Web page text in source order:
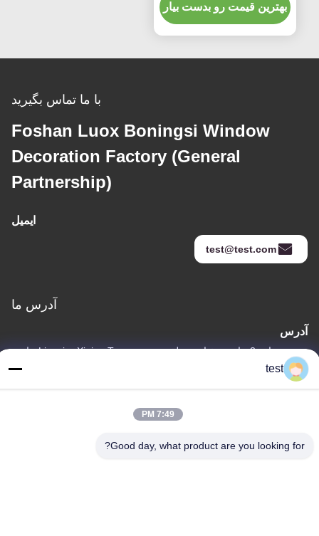
بهترین قیمت رو بدست بیار
با ما تماس بگیرید
Foshan Luox Boningsi Window
Decoration Factory (General
Partnership)
ایمیل
test@test.com
آدرس ما
آدرس
شماره 2 جاده شیقیاو، منطقه صنعتی Lianxin، Xiqiao Twon، ناحیه
test
7:49 PM
Good day, what product are you looking for?